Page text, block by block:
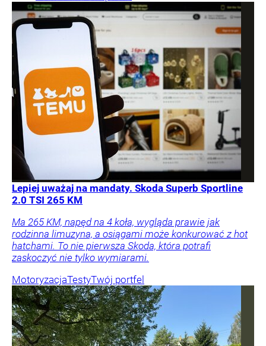
Lepiej uważaj na mandaty. Skoda Superb Sportline
2.0 TSI 265 KM
Ma 265 KM, napęd na 4 koła, wygląda prawie jak
rodzinna limuzyna, a osiągami może konkurować z hot
hatchami. To nie pierwsza Skoda, która potrafi
zaskoczyć nie tylko wymiarami.
MotoryzacjaTestyTwój portfel